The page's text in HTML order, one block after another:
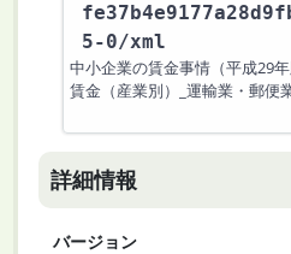
5-0/xml
中小企業の賃金事情（平成
賃金（産業別）_運輸業・郵便
詳細情報
バージョン